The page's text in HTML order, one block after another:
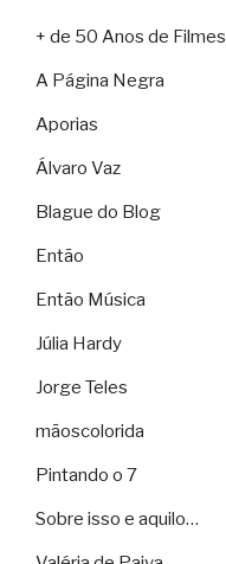
+ de 50 Anos de Filmes
A Página Negra
Aporias
Álvaro Vaz
Blague do Blog
Então
Então Música
Júlia Hardy
Jorge Teles
mãoscolorida
Pintando o 7
Sobre isso e aquilo…